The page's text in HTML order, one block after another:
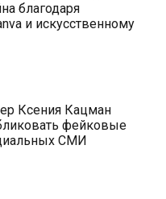
благодаря
и искусственному
Ксения Кацман
фейковые
СМИ